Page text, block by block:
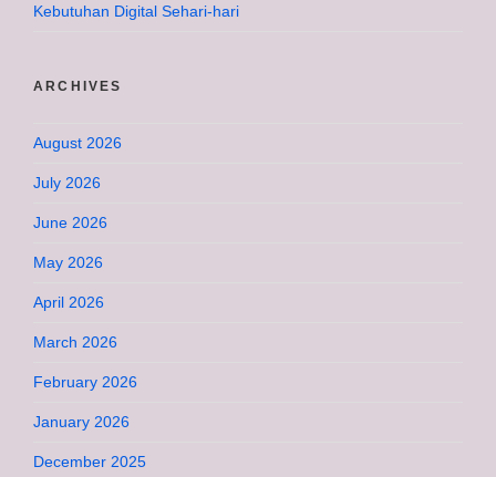
Kebutuhan Digital Sehari-hari
ARCHIVES
August 2026
July 2026
June 2026
May 2026
April 2026
March 2026
February 2026
January 2026
December 2025